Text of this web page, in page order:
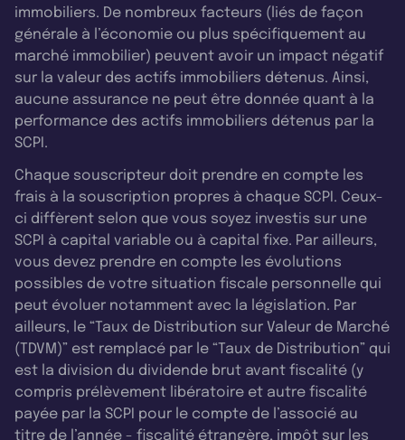
immobiliers. De nombreux facteurs (liés de façon
générale à l’économie ou plus spécifiquement au
marché immobilier) peuvent avoir un impact négatif
sur la valeur des actifs immobiliers détenus. Ainsi,
aucune assurance ne peut être donnée quant à la
performance des actifs immobiliers détenus par la
SCPI.
Chaque souscripteur doit prendre en compte les
frais à la souscription propres à chaque SCPI. Ceux-
ci diffèrent selon que vous soyez investis sur une
SCPI à capital variable ou à capital fixe. Par ailleurs,
vous devez prendre en compte les évolutions
possibles de votre situation fiscale personnelle qui
peut évoluer notamment avec la législation. Par
ailleurs, le “Taux de Distribution sur Valeur de Marché
(TDVM)” est remplacé par le “Taux de Distribution” qui
est la division du dividende brut avant fiscalité (y
compris prélèvement libératoire et autre fiscalité
payée par la SCPI pour le compte de l’associé au
titre de l’année - fiscalité étrangère, impôt sur les